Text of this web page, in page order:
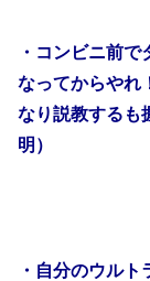
・コンビニ前
なってからやれ
なり説教するも
明）
・自分のウル